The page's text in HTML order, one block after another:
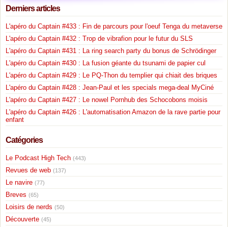
Derniers articles
L'apéro du Captain #433 : Fin de parcours pour l'oeuf Tenga du metaverse
L'apéro du Captain #432 : Trop de vibrafion pour le futur du SLS
L'apéro du Captain #431 : La ring search party du bonus de Schrödinger
L'apéro du Captain #430 : La fusion géante du tsunami de papier cul
L'apéro du Captain #429 : Le PQ-Thon du templier qui chiait des briques
L'apéro du Captain #428 : Jean-Paul et les specials mega-deal MyCiné
L'apéro du Captain #427 : Le nowel Pornhub des Schocobons moisis
L'apéro du Captain #426 : L'automatisation Amazon de la rave partie pour
enfant
Catégories
Le Podcast High Tech (443)
Revues de web (137)
Le navire (77)
Breves (65)
Loisirs de nerds (50)
Découverte (45)